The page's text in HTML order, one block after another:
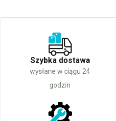
Szybka dostawa
wysłane w ciągu 24
godzin